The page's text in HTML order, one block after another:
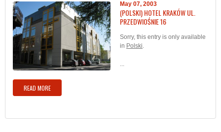
May 07, 2003
(POLSKI) HOTEL KRAKÓW UL.
PRZEDWIOŚNIE 16
Sorry, this entry is only available
in Polski.
...
READ MORE